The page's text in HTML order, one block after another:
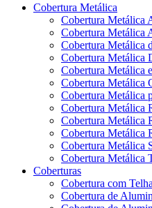
Cobertura Metálica
Cobertura Metálica
Cobertura Metálica
Cobertura Metálica
Cobertura Metálica
Cobertura Metálica
Cobertura Metálica
Cobertura Metálica
Cobertura Metálica
Cobertura Metálica
Cobertura Metálica
Cobertura Metálica
Cobertura Metálica
Coberturas
Cobertura com
Cobertura de